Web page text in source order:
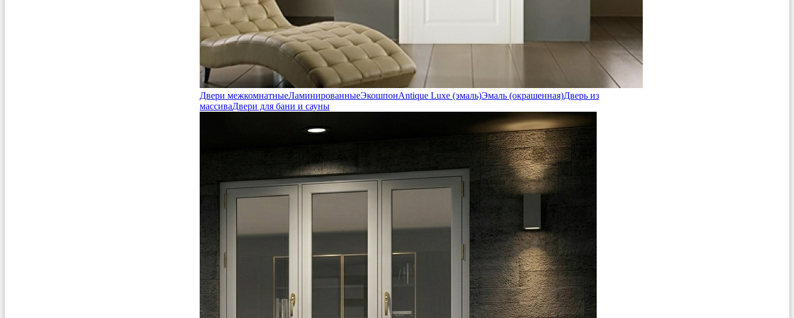
Двери межкомнатныеЛаминированныеЭкошпонAntique Luxe (эмаль)Эмаль (окрашенная)Дверь из
массиваДвери для бани и сауны